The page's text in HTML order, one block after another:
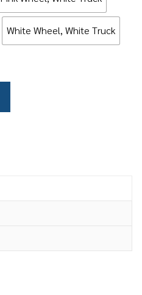
White Wheel, White Truck